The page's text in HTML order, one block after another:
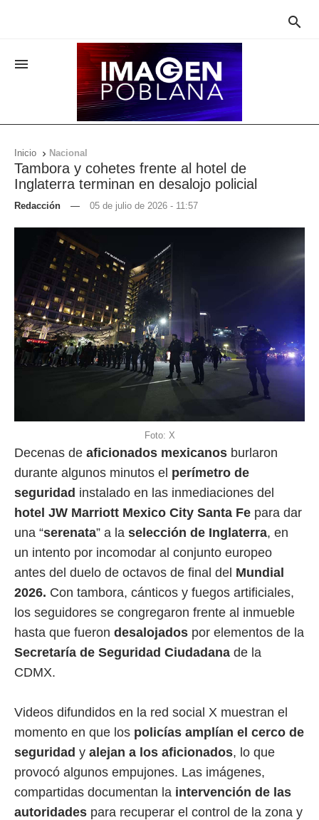


Inicio  Nacional
Tambora y cohetes frente al hotel de
Inglaterra terminan en desalojo policial
Redacción — 05 de julio de 2026 - 11:57
Foto: X
Decenas de aficionados mexicanos burlaron
durante algunos minutos el perímetro de
seguridad instalado en las inmediaciones del
hotel JW Marriott Mexico City Santa Fe para dar
una “serenata” a la selección de Inglaterra, en
un intento por incomodar al conjunto europeo
antes del duelo de octavos de final del Mundial
2026. Con tambora, cánticos y fuegos artificiales,
los seguidores se congregaron frente al inmueble
hasta que fueron desalojados por elementos de la
Secretaría de Seguridad Ciudadana de la
CDMX.
Videos difundidos en la red social X muestran el
momento en que los policías amplían el cerco de
seguridad y alejan a los aficionados, lo que
provocó algunos empujones. Las imágenes,
compartidas documentan la intervención de las
autoridades para recuperar el control de la zona y